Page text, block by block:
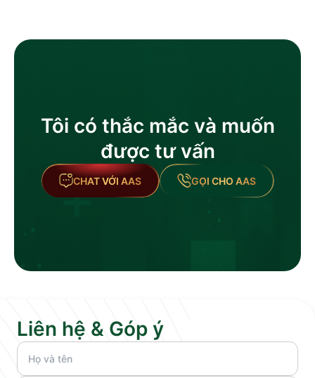
Tôi có thắc mắc và muốn
được tư vấn
CHAT VỚI AAS GỌI CHO AAS
Liên hệ & Góp ý